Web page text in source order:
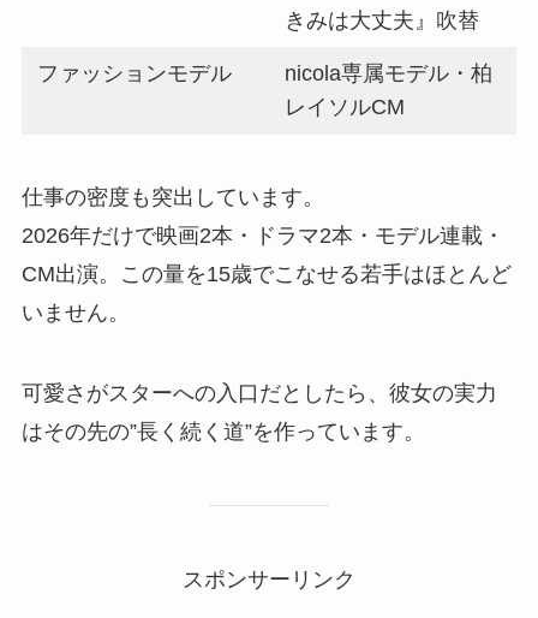
きみは大丈夫』吹替
ファッションモデル
nicola専属モデル・柏
レイソルCM
仕事の密度も突出しています。
2026年だけで映画2本・ドラマ2本・モデル連載・
CM出演。この量を15歳でこなせる若手はほとんど
いません。
可愛さがスターへの入口だとしたら、彼女の実力
はその先の”長く続く道”を作っています。
スポンサーリンク